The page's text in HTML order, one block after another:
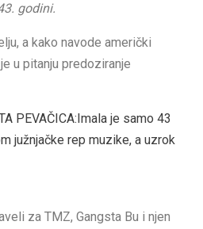
godini.
a kako navode američki
u pitanju predoziranje
za TMZ, Gangsta Bu i njen